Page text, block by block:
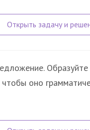
Образуйте
оно